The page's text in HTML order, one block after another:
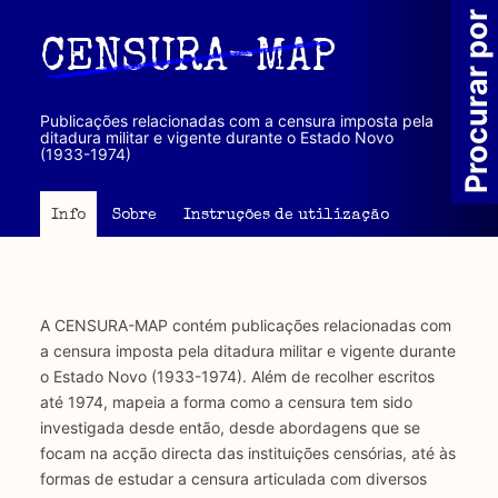
principal
CENSURA-MAP
Publicações relacionadas com a censura imposta pela
ditadura militar e vigente durante o Estado Novo
(1933-1974)
Info Sobre Instruções de utilização
A CENSURA-MAP contém publicações relacionadas com
a censura imposta pela ditadura militar e vigente durante
o Estado Novo (1933-1974). Além de recolher escritos
até 1974, mapeia a forma como a censura tem sido
investigada desde então, desde abordagens que se
focam na acção directa das instituições censórias, até às
formas de estudar a censura articulada com diversos
Procurar por